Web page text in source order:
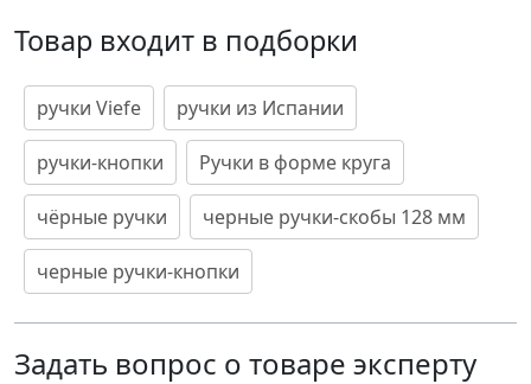
Товар входит в подборки
ручки Viefe ручки из Испании
ручки-кнопки Ручки в форме круга
чёрные ручки черные ручки-скобы 128 мм
черные ручки-кнопки
Задать вопрос о товаре эксперту